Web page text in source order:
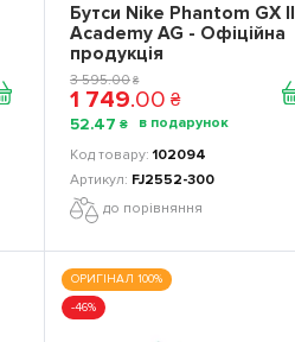
Бутси Nike Phantom GX II
Academy AG - Офіційна
продукція
3 595.00 ₴
1 749.00 ₴
52.47 ₴
102094
FJ2552-300
до порівняння
ОРИГІНАЛ 100%
-46%